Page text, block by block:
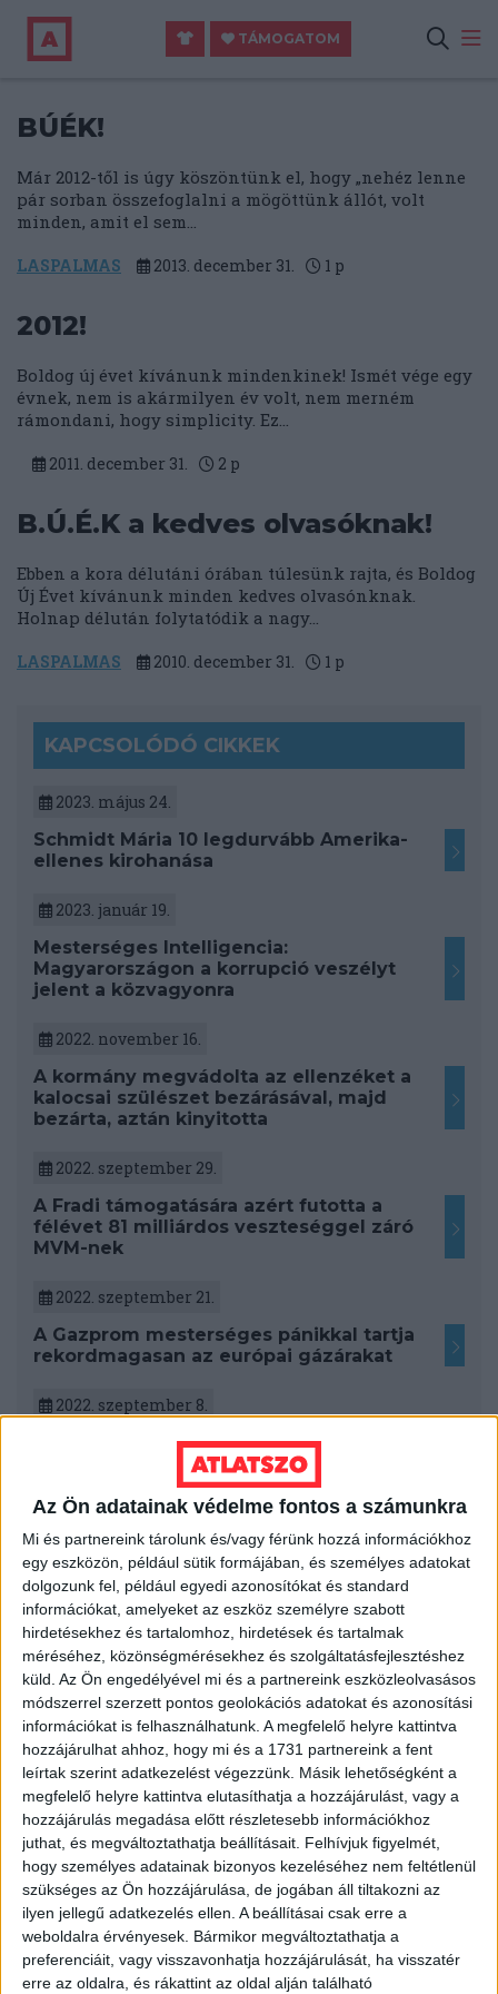
Az Ön adatainak védelme fontos a számunkra
Mi és partnereink tárolunk és/vagy férünk hozzá információkhoz
egy eszközön, például sütik formájában, és személyes adatokat
dolgozunk fel, például egyedi azonosítókat és standard
információkat, amelyeket az eszköz személyre szabott
hirdetésekhez és tartalomhoz, hirdetések és tartalmak
méréséhez, közönségmérésekhez és szolgáltatásfejlesztéshez
küld. Az Ön engedélyével mi és a partnereink eszközleolvasásos
módszerrel szerzett pontos geolokációs adatokat és azonosítási
információkat is felhasználhatunk. A megfelelő helyre kattintva
hozzájárulhat ahhoz, hogy mi és a 1731 partnereink a fent
leírtak szerint adatkezelést végezzünk. Másik lehetőségként a
megfelelő helyre kattintva elutasíthatja a hozzájárulást, vagy a
hozzájárulás megadása előtt részletesebb információkhoz
juthat, és megváltoztathatja beállításait. Felhívjuk figyelmét,
hogy személyes adatainak bizonyos kezeléséhez nem feltétlenül
szükséges az Ön hozzájárulása, de jogában áll tiltakozni az
ilyen jellegű adatkezelés ellen. A beállításai csak erre a
weboldalra érvényesek. Bármikor megváltoztathatja a
preferenciáit, vagy visszavonhatja hozzájárulását, ha visszatér
erre az oldalra, és rákattint az oldal alján található
TÁMOGATOM
BÚÉK!
Már 2012-től is úgy köszöntünk el, hogy „nehéz lenne
pár sorban összefoglalni a mögöttünk állót, volt
minden, amit el sem...
LASPALMAS 2013. december 31. 1 p
2012!
Boldog új évet kívánunk mindenkinek! Ismét vége egy
évnek, nem is akármilyen év volt, nem merném
rámondani, hogy simplicity. Ez...
2011. december 31. 2 p
B.Ú.É.K a kedves olvasóknak!
Ebben a kora délutáni órában túlesünk rajta, és Boldog
Új Évet kívánunk minden kedves olvasónknak.
Holnap délután folytatódik a nagy...
LASPALMAS 2010. december 31. 1 p
KAPCSOLÓDÓ CIKKEK
2023. május 24.
Schmidt Mária 10 legdurvább Amerika-
ellenes kirohanása
2023. január 19.
Mesterséges Intelligencia:
Magyarországon a korrupció veszélyt
jelent a közvagyonra
2022. november 16.
A kormány megvádolta az ellenzéket a
kalocsai szülészet bezárásával, majd
bezárta, aztán kinyitotta
2022. szeptember 29.
A Fradi támogatására azért futotta a
félévet 81 milliárdos veszteséggel záró
MVM-nek
2022. szeptember 21.
A Gazprom mesterséges pánikkal tartja
rekordmagasan az európai gázárakat
2022. szeptember 8.
Magyarországon már most is 6 olyan
hatóság működik, ami felléphetne a
korrupció ellen
2022. augusztus 24.
Olvasók nélküli bulvároldalak állami
hirdetéseiből nyeli a közpénzt a Rogán-
Sarka koprodukció
KÖVESS MINKET VAGYLÉPJ VELÜNK
KAPCSOLATBA!
ATLATSZO.HU LEGFRISSEBB
2026. augusztus 6.
Mi maradt mára a független sajtóból? –
podcast Mong Attilával az Átlátszó 15.